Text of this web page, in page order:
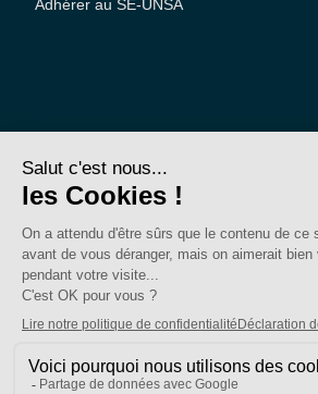
Adhérer au SE-UNSA
SE-Unsa est un syndicat de l’UNSA
Politique de confidentialité